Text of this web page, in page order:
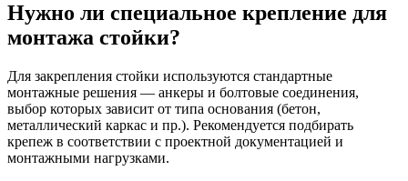
Нужно ли специальное крепление для
монтажа стойки?
Для закрепления стойки используются стандартные
монтажные решения — анкеры и болтовые соединения,
выбор которых зависит от типа основания (бетон,
металлический каркас и пр.). Рекомендуется подбирать
крепеж в соответствии с проектной документацией и
монтажными нагрузками.